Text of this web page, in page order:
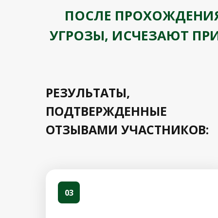
РЕЗУЛЬТАТЫ,
ПОДТВЕРЖДЕННЫЕ
ОТЗЫВАМИ УЧАСТНИКОВ:
03
ПОСЛЕ
УГРОЗЫ, ИСЧЕЗАЮТ